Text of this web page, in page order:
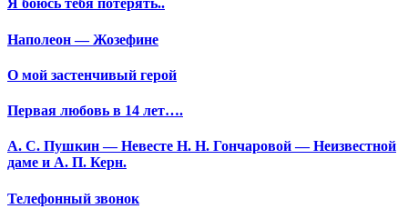
Я боюсь тебя потерять..
Наполеон — Жозефине
О мой застенчивый герой
Первая любовь в 14 лет….
А. С. Пушкин — Невесте Н. Н. Гончаровой — Неизвестной
даме и А. П. Керн.
Телефонный звонок